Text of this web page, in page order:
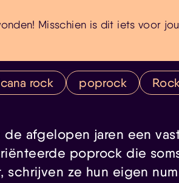
Misschien is dit iets voor
rock poprock
de afgelopen jaren een
poprock die
schrijven ze hun eigen